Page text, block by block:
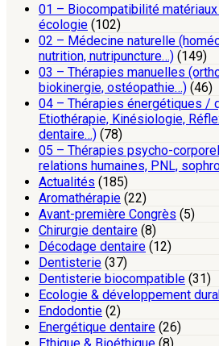
01 – Biocompatibilité
écologie (102)
02 – Médecine naturelle
nutrition, nutripuncture…) (149)
03 – Thérapies manuelles
biokinergie, ostéopathie…) (46)
04 – Thérapies énergétiques /
Etiothérapie, Kinésiologie,
dentaire…) (78)
05 – Thérapies psycho-
relations humaines, PNL,
Actualités (185)
Aromathérapie (22)
Avant-première Congrès (5)
Chirurgie dentaire (8)
Décodage dentaire (12)
Dentisterie (37)
Dentisterie biocompatible (31)
Ecologie & développement
Endodontie (2)
Energétique dentaire (26)
Ethique & Bioéthique (8)